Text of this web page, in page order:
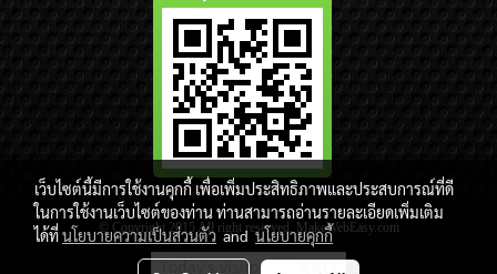
© Copyright 2015 All right reserved. MakeWebEasy.com
Today's visitor 4,612
เว็บไซต์นี้มีการใช้งานคุกกี้ เพื่อเพิ่มประสิทธิภาพและประสบการณ์ที่ดี
ในการใช้งานเว็บไซต์ของท่าน ท่านสามารถอ่านรายละเอียดเพิ่มเติม
ได้ที่นโยบายความเป็นส่วนตัวandนโยบายคุกกี้